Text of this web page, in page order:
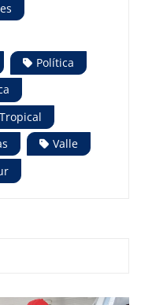
Política
Valle